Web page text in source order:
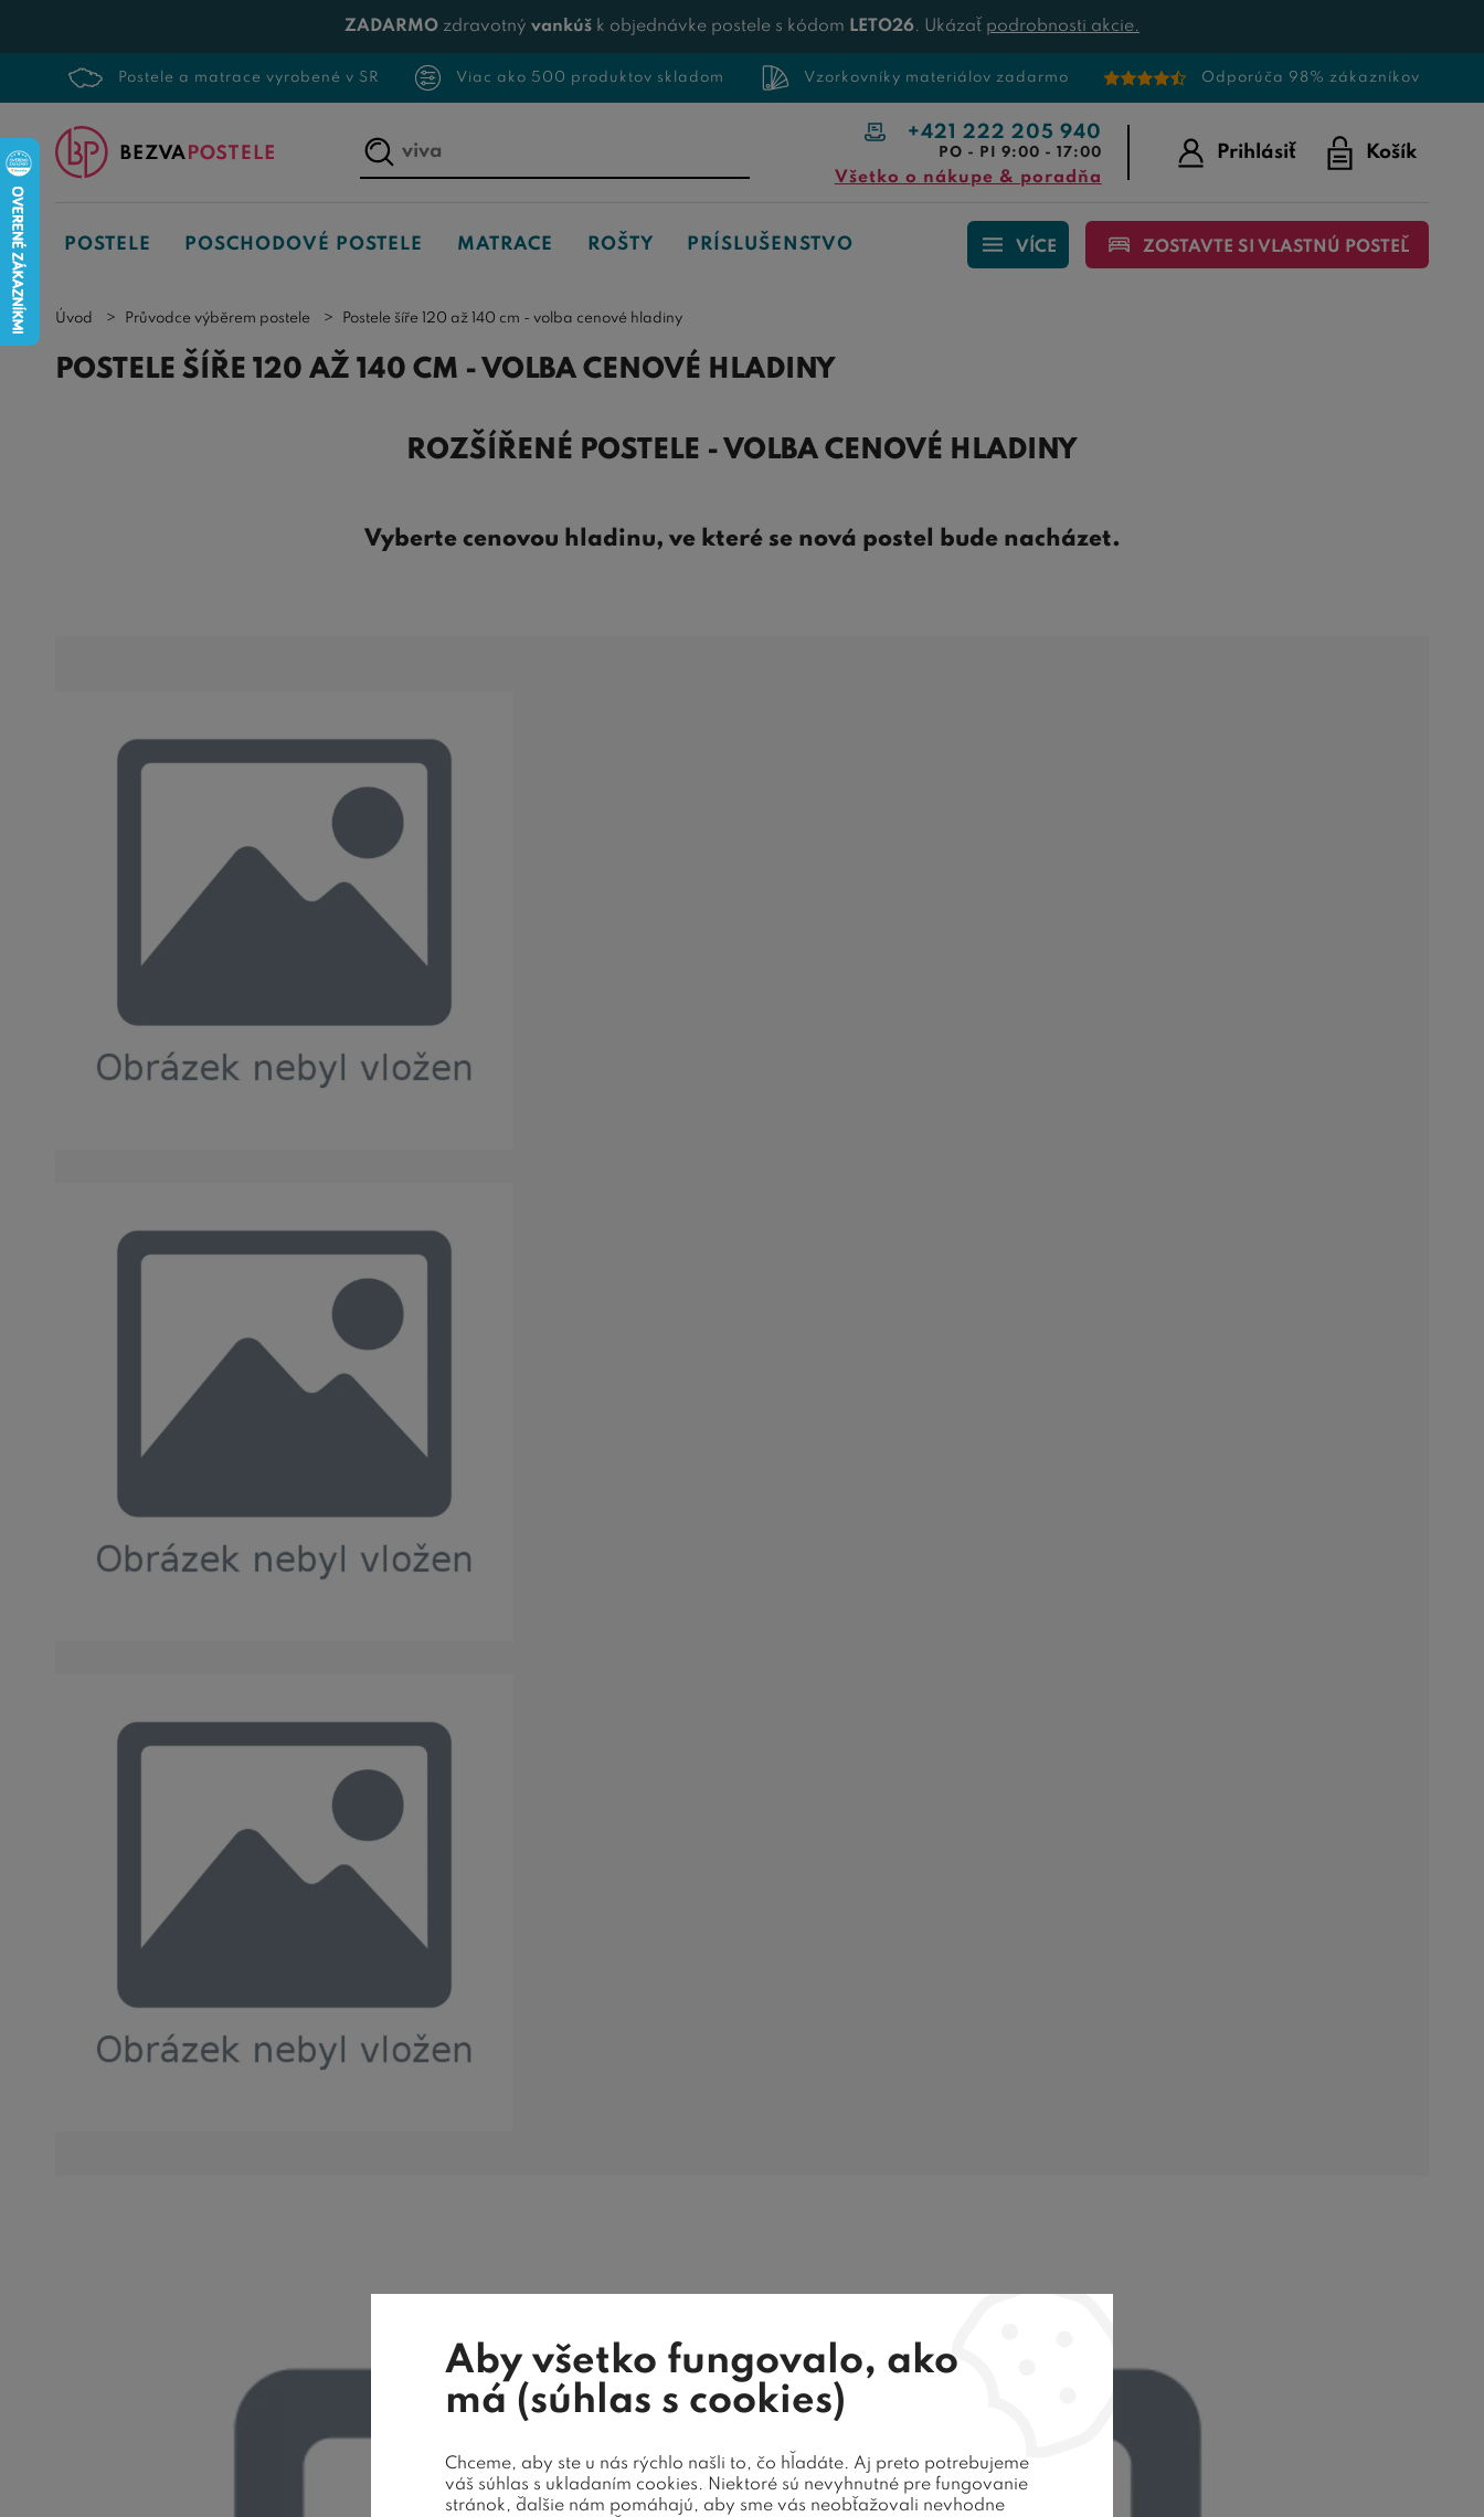
ZADARMO zdravotný vankúš k objednávke postele s kódom LETO26. Ukázať podrobnosti akcie.
Postele a matrace vyrobené v SR Viac ako 500 produktov skladom Vzorkovníky materiálov zadarmo Odporúča 98% zákazníkov
Napíšte,
čo
hľadáte...
+421 222 205 940
PO - PI 9:00 - 17:00
Všetko o nákupe & poradňa
Prihlásiť Košík
POSTELE POSCHODOVÉ POSTELE MATRACE ROŠTY PRÍSLUŠENSTVO VÍCE ZOSTAVTE SI VLASTNÚ POSTEĽ
Úvod Průvodce výběrem postele Postele šíře 120 až 140 cm - volba cenové hladiny
POSTELE ŠÍŘE 120 AŽ 140 CM - VOLBA CENOVÉ HLADINY
ROZŠÍŘENÉ POSTELE - VOLBA CENOVÉ HLADINY
Vyberte cenovou hladinu, ve které se nová postel bude nacházet.
Aby všetko fungovalo, ako
má (súhlas s cookies)
Chceme, aby ste u nás rýchlo našli to, čo hľadáte. Aj preto potrebujeme
váš súhlas s ukladaním cookies. Niektoré sú nevyhnutné pre fungovanie
stránok, ďalšie nám pomáhajú, aby sme vás neobťažovali nevhodne